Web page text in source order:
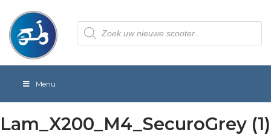
Producten
zoeken
Menu
Lam_X200_M4_SecuroGrey (1)